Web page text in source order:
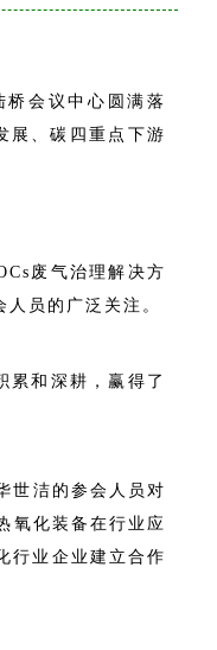
会议中心圆满落
展、碳四重点下游
废气治理解决方
员的广泛关注。
累和深耕，赢得了
世洁的参会人员对
氧化装备在行业应
行业企业建立合作